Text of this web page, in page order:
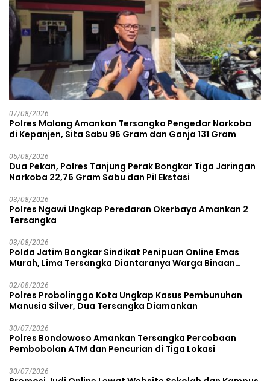
07/08/2026
Polres Malang Amankan Tersangka Pengedar Narkoba
di Kepanjen, Sita Sabu 96 Gram dan Ganja 131 Gram
05/08/2026
Dua Pekan, Polres Tanjung Perak Bongkar Tiga Jaringan
Narkoba 22,76 Gram Sabu dan Pil Ekstasi
03/08/2026
Polres Ngawi Ungkap Peredaran Okerbaya Amankan 2
Tersangka
03/08/2026
Polda Jatim Bongkar Sindikat Penipuan Online Emas
Murah, Lima Tersangka Diantaranya Warga Binaan
02/08/2026
Polres Probolinggo Kota Ungkap Kasus Pembunuhan
Manusia Silver, Dua Tersangka Diamankan
30/07/2026
Polres Bondowoso Amankan Tersangka Percobaan
Pembobolan ATM dan Pencurian di Tiga Lokasi
30/07/2026